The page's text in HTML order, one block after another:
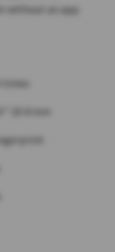
without an app.
10.4 mm